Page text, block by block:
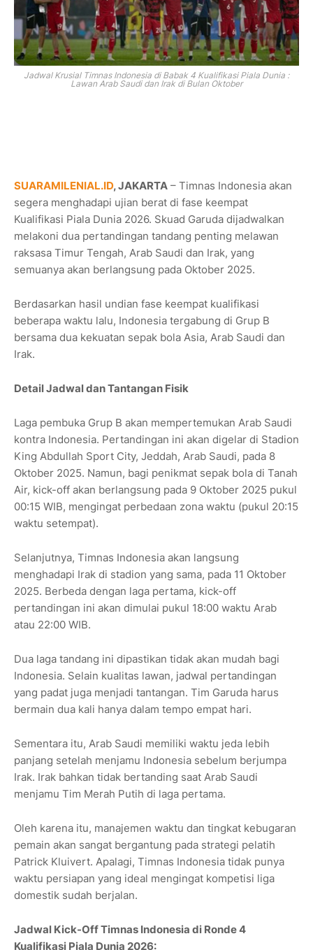
Jadwal Krusial Timnas Indonesia di Babak 4 Kualifikasi Piala Dunia :
Lawan Arab Saudi dan Irak di Bulan Oktober
SUARAMILENIAL.ID, JAKARTA – Timnas Indonesia akan
segera menghadapi ujian berat di fase keempat
Kualifikasi Piala Dunia 2026. Skuad Garuda dijadwalkan
melakoni dua pertandingan tandang penting melawan
raksasa Timur Tengah, Arab Saudi dan Irak, yang
semuanya akan berlangsung pada Oktober 2025.
Berdasarkan hasil undian fase keempat kualifikasi
beberapa waktu lalu, Indonesia tergabung di Grup B
bersama dua kekuatan sepak bola Asia, Arab Saudi dan
Irak.
Detail Jadwal dan Tantangan Fisik
Laga pembuka Grup B akan mempertemukan Arab Saudi
kontra Indonesia. Pertandingan ini akan digelar di Stadion
King Abdullah Sport City, Jeddah, Arab Saudi, pada 8
Oktober 2025. Namun, bagi penikmat sepak bola di Tanah
Air, kick-off akan berlangsung pada 9 Oktober 2025 pukul
00:15 WIB, mengingat perbedaan zona waktu (pukul 20:15
waktu setempat).
Selanjutnya, Timnas Indonesia akan langsung
menghadapi Irak di stadion yang sama, pada 11 Oktober
2025. Berbeda dengan laga pertama, kick-off
pertandingan ini akan dimulai pukul 18:00 waktu Arab
atau 22:00 WIB.
Dua laga tandang ini dipastikan tidak akan mudah bagi
Indonesia. Selain kualitas lawan, jadwal pertandingan
yang padat juga menjadi tantangan. Tim Garuda harus
bermain dua kali hanya dalam tempo empat hari.
Sementara itu, Arab Saudi memiliki waktu jeda lebih
panjang setelah menjamu Indonesia sebelum berjumpa
Irak. Irak bahkan tidak bertanding saat Arab Saudi
menjamu Tim Merah Putih di laga pertama.
Oleh karena itu, manajemen waktu dan tingkat kebugaran
pemain akan sangat bergantung pada strategi pelatih
Patrick Kluivert. Apalagi, Timnas Indonesia tidak punya
waktu persiapan yang ideal mengingat kompetisi liga
domestik sudah berjalan.
Jadwal Kick-Off Timnas Indonesia di Ronde 4
Kualifikasi Piala Dunia 2026: